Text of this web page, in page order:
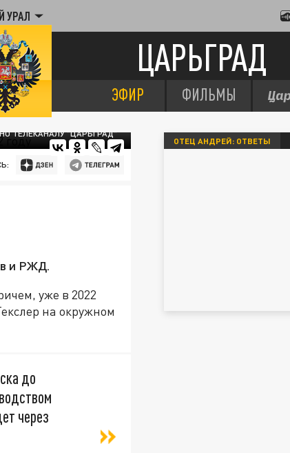
УРАЛ
ЦАРЬГРАД
ЭФИР ФИЛЬМЫ
ТЕЛЕКАНАЛУ "ЦАРЬГРАД"
и РЖД.
уже в 2022
на окружном
до
через
ОТЕЦ АНДРЕЙ: ОТВЕТЫ